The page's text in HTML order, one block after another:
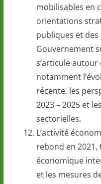
mobilisables en
orientations
publiques et
Gouvernement
s’articule
notamment
récente, les
2023 – 2025 et
sectorielles.
L’activité
rebond en
économique
et les mesures